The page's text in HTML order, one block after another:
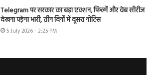
Telegram पर सरकार का बड़ा एक्शन, फिल्में और वेब सीरीज
देखना पड़ेगा भारी, तीन दिनों में दूसरा नोटिस
5 July 2026 - 2:25 PM